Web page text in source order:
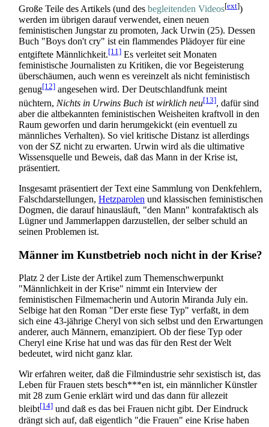
Große Teile des Artikels (und des begleitenden Videos[ext])
werden im übrigen darauf verwendet, einen neuen
feministischen Jungstar zu promoten, Jack Urwin (25). Dessen
Buch "Boys don't cry" ist ein flammendes Plädoyer für eine
entgiftete Männlichkeit.[11] Es verleitet seit Monaten
feministische Journalisten zu Kritiken, die vor Begeisterung
überschäumen, auch wenn es vereinzelt als nicht feministisch
genug[12] angesehen wird. Der Deutschlandfunk meint
nüchtern, Nichts in Urwins Buch ist wirklich neu[13], dafür sind
aber die altbekannten feministischen Weisheiten kraftvoll in den
Raum geworfen und darin herumgekickt (ein eventuell zu
männliches Verhalten). So viel kritische Distanz ist allerdings
von der SZ nicht zu erwarten. Urwin wird als die ultimative
Wissensquelle und Beweis, daß das Mann in der Krise ist,
präsentiert.
Insgesamt präsentiert der Text eine Sammlung von Denkfehlern,
Falsch­darstellungen, Hetzparolen und klassischen feministischen
Dogmen, die darauf hinausläuft, "den Mann" kontra­faktisch als
Lügner und Jammer­lappen darzustellen, der selber schuld an
seinen Problemen ist.
Männer im Kunstbetrieb noch nicht in der Krise?
Platz 2 der Liste der Artikel zum Themen­schwerpunkt
"Männlichkeit in der Krise" nimmt ein Interview der
feministischen Filme­macherin und Autorin Miranda July ein.
Selbige hat den Roman "Der erste fiese Typ" verfaßt, in dem
sich eine 43-jährige Cheryl von sich selbst und den Erwartungen
anderer, auch Männern, emanzipiert. Ob der fiese Typ oder
Cheryl eine Krise hat und was das für den Rest der Welt
bedeutet, wird nicht ganz klar.
Wir erfahren weiter, daß die Film­industrie sehr sexistisch ist, das
Leben für Frauen stets besch***en ist, ein männlicher Künstler
mit 28 zum Genie erklärt wird und das dann für allezeit
bleibt[14] und daß es das bei Frauen nicht gibt. Der Eindruck
drängt sich auf, daß eigentlich "die Frauen" eine Krise haben